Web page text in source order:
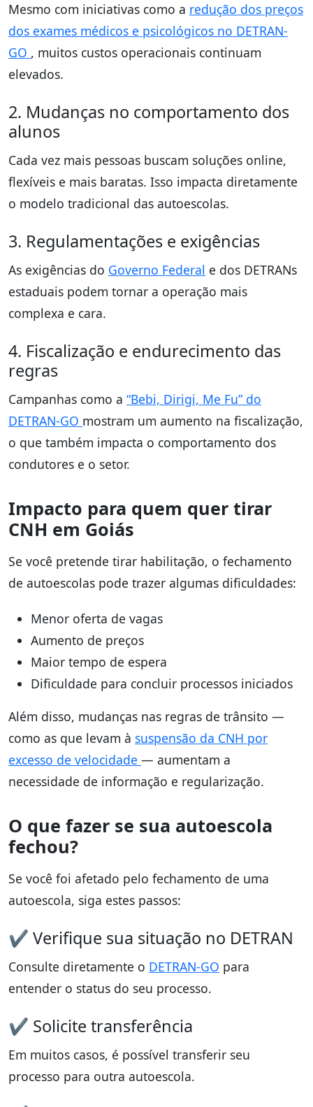
Mesmo com iniciativas como a redução dos preços
dos exames médicos e psicológicos no DETRAN-
GO , muitos custos operacionais continuam
elevados.
2. Mudanças no comportamento dos
alunos
Cada vez mais pessoas buscam soluções online,
flexíveis e mais baratas. Isso impacta diretamente
o modelo tradicional das autoescolas.
3. Regulamentações e exigências
As exigências do Governo Federal e dos DETRANs
estaduais podem tornar a operação mais
complexa e cara.
4. Fiscalização e endurecimento das
regras
Campanhas como a “Bebi, Dirigi, Me Fu” do
DETRAN-GO mostram um aumento na fiscalização,
o que também impacta o comportamento dos
condutores e o setor.
Impacto para quem quer tirar
CNH em Goiás
Se você pretende tirar habilitação, o fechamento
de autoescolas pode trazer algumas dificuldades:
Menor oferta de vagas
Aumento de preços
Maior tempo de espera
Dificuldade para concluir processos iniciados
Além disso, mudanças nas regras de trânsito —
como as que levam à suspensão da CNH por
excesso de velocidade — aumentam a
necessidade de informação e regularização.
O que fazer se sua autoescola
fechou?
Se você foi afetado pelo fechamento de uma
autoescola, siga estes passos:
✔ Verifique sua situação no DETRAN
Consulte diretamente o DETRAN-GO para
entender o status do seu processo.
✔ Solicite transferência
Em muitos casos, é possível transferir seu
processo para outra autoescola.